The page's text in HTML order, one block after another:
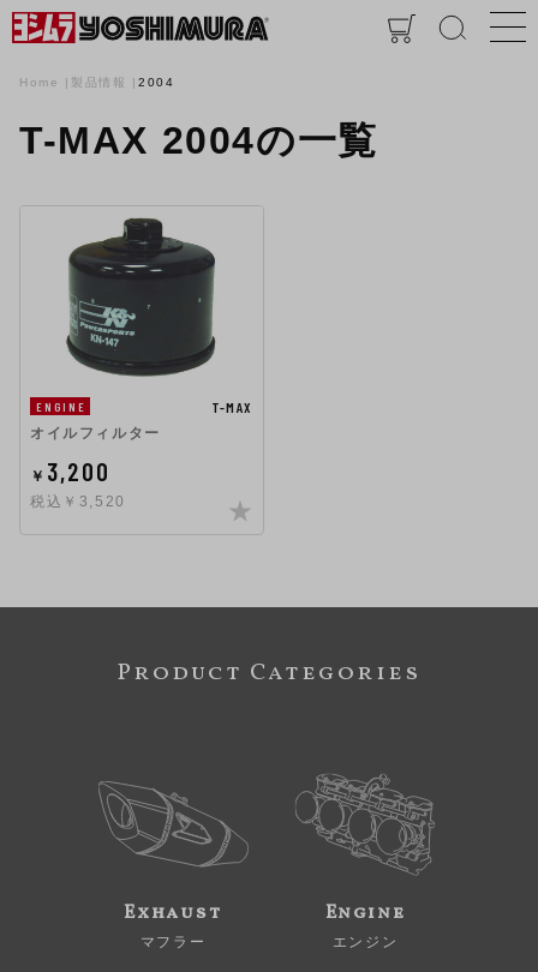
Home 製品情報 2004
T-MAX 2004の一覧
ENGINE
T-MAX
オイルフィルター
￥ 3,200
税込￥3,520
Product Categories
Exhaust
マフラー
Engine
エンジン